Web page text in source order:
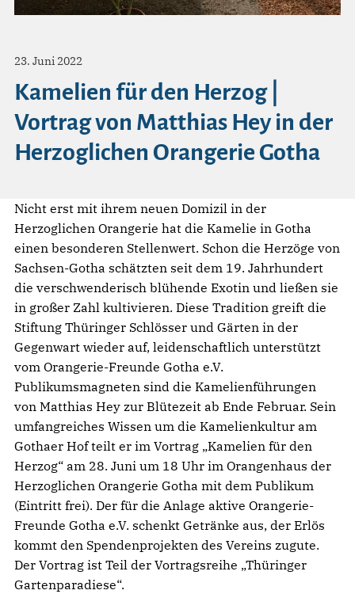
23. Juni 2022
Kamelien für den Herzog |
Vortrag von Matthias Hey in der
Herzoglichen Orangerie Gotha
Nicht erst mit ihrem neuen Domizil in der
Herzoglichen Orangerie hat die Kamelie in Gotha
einen besonderen Stellenwert. Schon die Herzöge von
Sachsen-Gotha schätzten seit dem 19. Jahrhundert
die verschwenderisch blühende Exotin und ließen sie
in großer Zahl kultivieren. Diese Tradition greift die
Stiftung Thüringer Schlösser und Gärten in der
Gegenwart wieder auf, leidenschaftlich unterstützt
vom Orangerie-Freunde Gotha e.V.
Publikumsmagneten sind die Kamelienführungen
von Matthias Hey zur Blütezeit ab Ende Februar. Sein
umfangreiches Wissen um die Kamelienkultur am
Gothaer Hof teilt er im Vortrag „Kamelien für den
Herzog“ am 28. Juni um 18 Uhr im Orangenhaus der
Herzoglichen Orangerie Gotha mit dem Publikum
(Eintritt frei). Der für die Anlage aktive Orangerie-
Freunde Gotha e.V. schenkt Getränke aus, der Erlös
kommt den Spendenprojekten des Vereins zugute.
Der Vortrag ist Teil der Vortragsreihe „Thüringer
Gartenparadiese“.